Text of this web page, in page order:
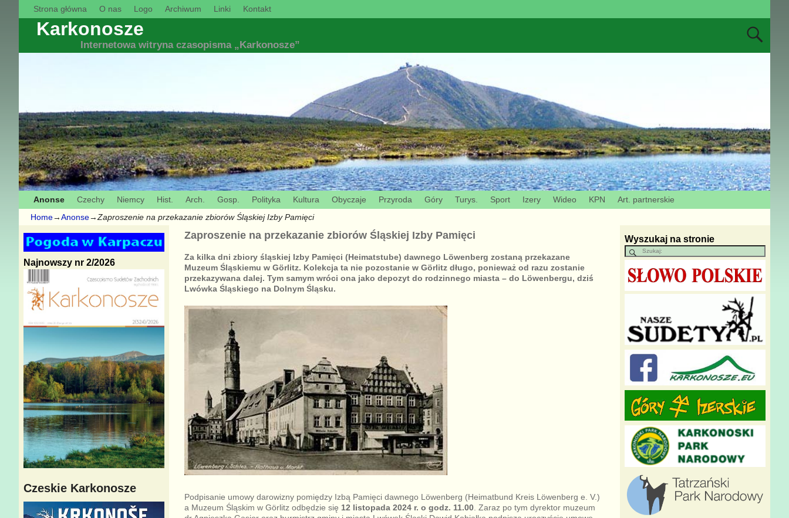
Strona główna O nas Logo Archiwum Linki Kontakt
Karkonosze
Internetowa witryna czasopisma „Karkonosze”
Anonse Czechy Niemcy Hist. Arch. Gosp. Polityka Kultura Obyczaje Przyroda Góry Turys. Sport Izery Wideo KPN
Art. partnerskie
Home→Anonse→Zaproszenie na przekazanie zbiorów Śląskiej Izby Pamięci
Zaproszenie na przekazanie zbiorów Śląskiej Izby Pamięci
Za kilka dni zbiory śląskiej Izby Pamięci (Heimatstube) dawnego Löwenberg zostaną przekazane
Muzeum Śląskiemu w Görlitz. Kolekcja ta nie pozostanie w Görlitz długo, ponieważ od razu zostanie
przekazywana dalej. Tym samym wróci ona jako depozyt do rodzinnego miasta – do Löwenbergu, dziś
Lwówka Śląskiego na Dolnym Śląsku.
Podpisanie umowy darowizny pomiędzy Izbą Pamięci dawnego Löwenberg (Heimatbund Kreis Löwenberg e. V.)
a Muzeum Śląskim w Görlitz odbędzie się 12 listopada 2024 r. o godz. 11.00. Zaraz po tym dyrektor muzeum
Najnowszy nr 2/2026
Czeskie Karkonosze
Wyszukaj na stronie